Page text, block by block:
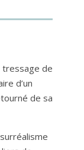
tressage de
d’un
de sa